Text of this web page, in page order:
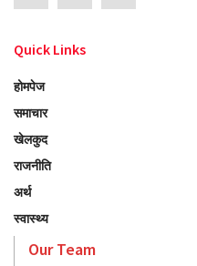
Quick Links
होमपेज
समाचार
खेलकुद
राजनीति
अर्थ
स्वास्थ्य
Our Team